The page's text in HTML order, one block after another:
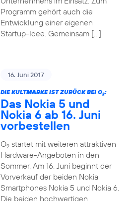
Programm gehört auch die
Entwicklung einer eigenen
Startup-Idee. Gemeinsam […]
16. Juni 2017
DIE KULTMARKE IST ZURÜCK BEI O2:
Das Nokia 5 und
Nokia 6 ab 16. Juni
vorbestellen
O2startet mit weiteren attraktiven
Hardware-Angeboten in den
Sommer. Am 16. Juni beginnt der
Vorverkauf der beiden Nokia
Smartphones Nokia 5 und Nokia 6.
Die beiden hochwertigen